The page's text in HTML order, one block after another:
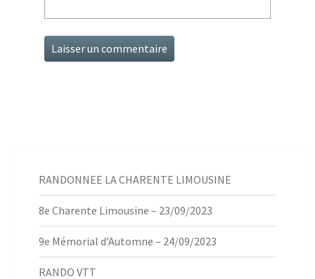
RANDONNEE LA CHARENTE LIMOUSINE
8e Charente Limousine – 23/09/2023
9e Mémorial d’Automne – 24/09/2023
RANDO VTT